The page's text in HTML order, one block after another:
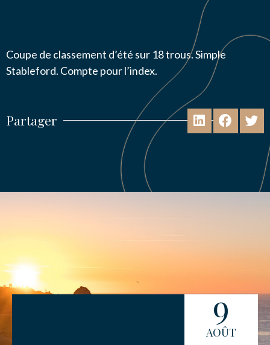
Coupe de classement d’été sur 18 trous. Simple
Stableford. Compte pour l’index.
Partager
9
AOÛT